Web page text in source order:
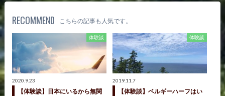
RECOMMEND こちらの記事も人気です。
体験談
2020.9.23
【体験談】日本にいるから無関
体験談
2019.11.7
【体験談】ベルギーハーフはい